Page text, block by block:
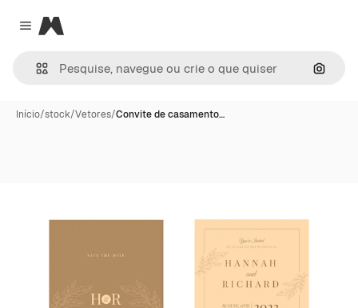
Close menu
Magnific
Início/stock/Vetores/Convite de casamento…